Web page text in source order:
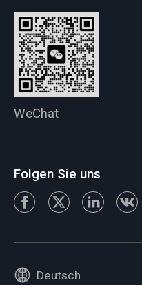
WeChat
Folgen Sie uns
Deutsch